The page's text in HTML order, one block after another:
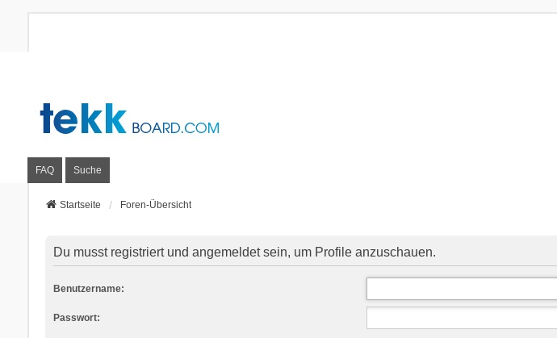
FAQ Suche
Startseite Foren-Übersicht
Du musst registriert und angemeldet sein, um Profile anzuschauen.
Benutzername:
Passwort: